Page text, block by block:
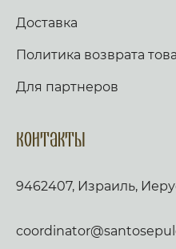
Доставка
Политика возврата
Для партнеров
Контакты
9462407, Израиль,